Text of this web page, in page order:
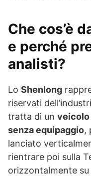
Che cos’è
e perché
analisti?
Lo Shenlong
riservati
tratta di un veicolo
senza equipaggio,
lanciato
rientrare poi sulla
orizzontalmente